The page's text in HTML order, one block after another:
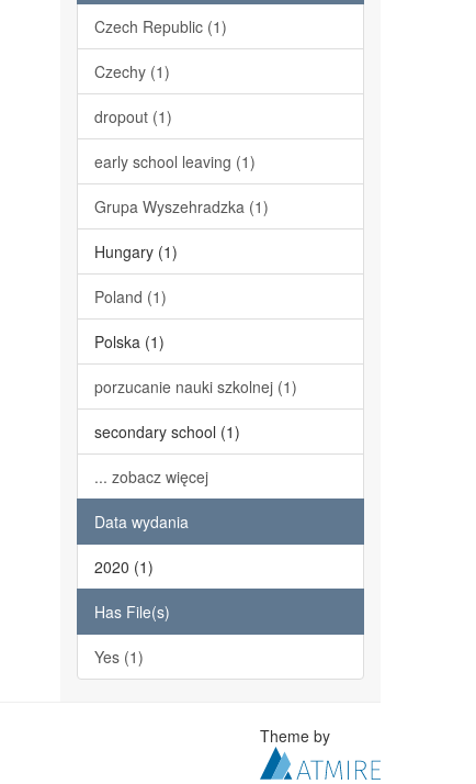
Czech Republic (1)
Czechy (1)
dropout (1)
early school leaving (1)
Grupa Wyszehradzka (1)
Hungary (1)
Poland (1)
Polska (1)
porzucanie nauki szkolnej (1)
secondary school (1)
... zobacz więcej
Data wydania
2020 (1)
Has File(s)
Yes (1)
Theme by